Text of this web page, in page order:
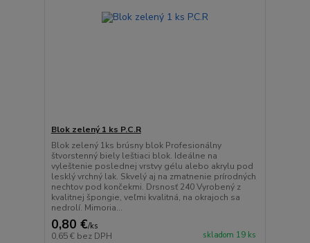
Blok zelený 1 ks P.C.R
Blok zelený 1ks brúsny blok Profesionálny
štvorstenný biely leštiaci blok. Ideálne na
vyleštenie poslednej vrstvy gélu alebo akrylu pod
lesklý vrchný lak. Skvelý aj na zmatnenie prírodných
nechtov pod končekmi. Drsnosť 240 Vyrobený z
kvalitnej špongie, veľmi kvalitná, na okrajoch sa
nedrolí. Mimoria...
0,80 €/ks
0,65 € bez DPH skladom 19 ks